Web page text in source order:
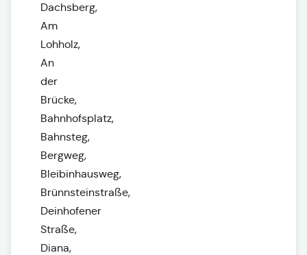
Dachsberg,
Am
Lohholz,
An
der
Brücke,
Bahnhofsplatz,
Bahnsteg,
Bergweg,
Bleibinhausweg,
Brünnsteinstraße,
Deinhofener
Straße,
Diana,